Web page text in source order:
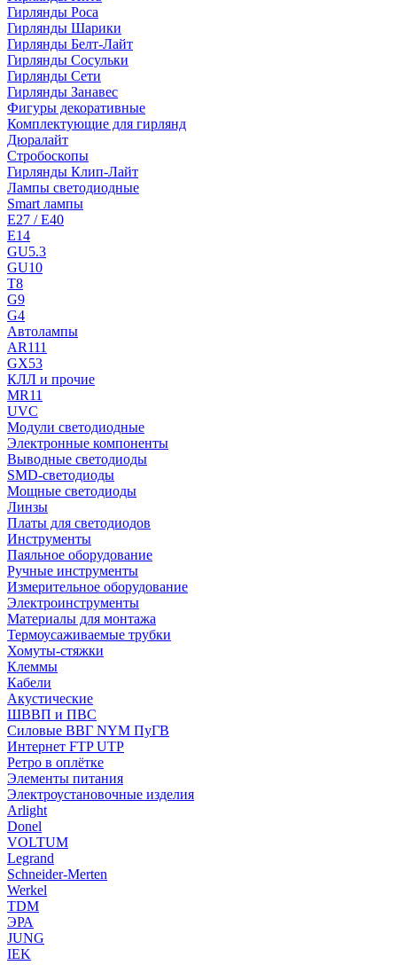
Гирлянды Роса
Гирлянды Шарики
Гирлянды Белт-Лайт
Гирлянды Сосульки
Гирлянды Сети
Гирлянды Занавес
Фигуры декоративные
Комплектующие для гирлянд
Дюралайт
Стробоскопы
Гирлянды Клип-Лайт
Лампы светодиодные
Smart лампы
E27 / E40
E14
GU5.3
GU10
T8
G9
G4
Автолампы
AR111
GX53
КЛЛ и прочие
MR11
UVC
Модули светодиодные
Электронные компоненты
Выводные светодиоды
SMD-светодиоды
Мощные светодиоды
Линзы
Платы для светодиодов
Инструменты
Паяльное оборудование
Ручные инструменты
Измерительное оборудование
Электроинструменты
Материалы для монтажа
Термоусаживаемые трубки
Хомуты-стяжки
Клеммы
Кабели
Акустические
ШВВП и ПВС
Силовые ВВГ NYM ПуГВ
Интернет FTP UTP
Ретро в оплётке
Элементы питания
Электроустановочные изделия
Arlight
Donel
VOLTUM
Legrand
Schneider-Merten
Werkel
TDM
ЭРА
JUNG
IEK